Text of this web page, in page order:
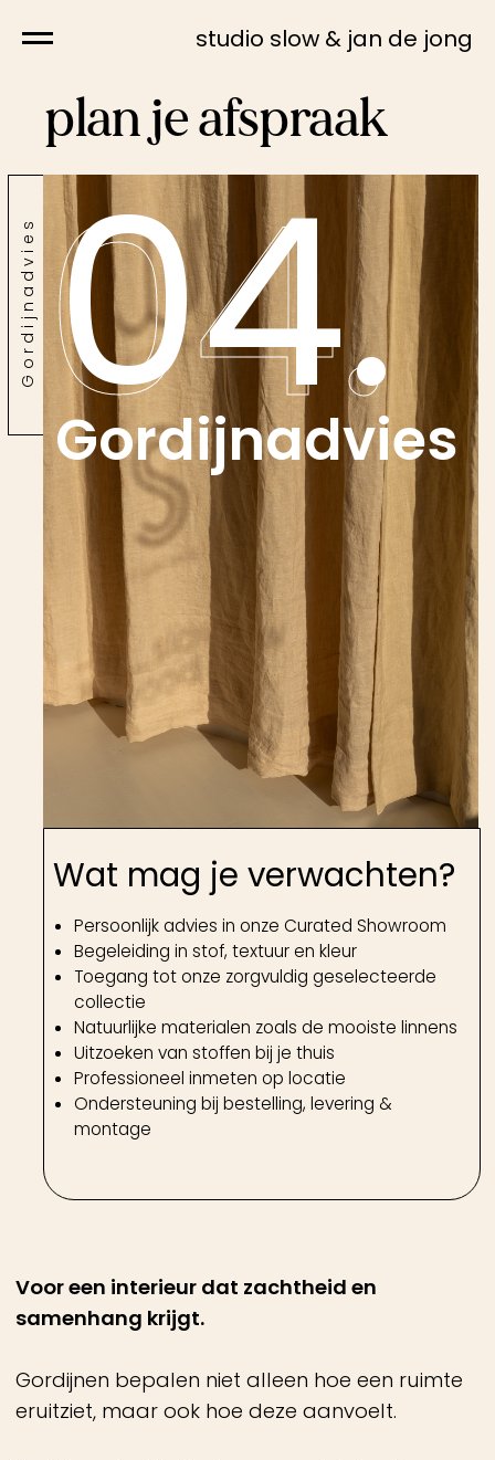
studio slow & jan de jong
Wat mag je verwachten?
Persoonlijk advies in onze Curated Showroom
Begeleiding in stof, textuur en kleur
Toegang tot onze zorgvuldig geselecteerde
collectie
Natuurlijke materialen zoals de mooiste linnens
Uitzoeken van stoffen bij je thuis
Professioneel inmeten op locatie
Voor een interieur dat zachtheid en
samenhang krijgt.
Gordijnen bepalen niet alleen hoe een ruimte
eruitziet, maar ook hoe deze aanvoelt.
Ze filteren het licht, dempen geluid en brengen
rust in het geheel.
Tijdens een persoonlijk gordijnadvies
keuzes in stof, kleur en uitvoering.
In verschillende structuren, gewichten en
lichtdoorlatendheden.
We kijken niet alleen naar de stof,
maar naar hoe deze zich gedraagt in jouw
plan je afspraak
04.
Gordijnadvies
Gordijnadvies
04.